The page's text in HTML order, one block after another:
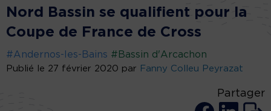
Nord Bassin se qualifient pour la
Coupe de France de Cross
#Andernos-les-Bains #Bassin d'Arcachon
Publié le 27 février 2020 par Fanny Colleu Peyrazat
Partager